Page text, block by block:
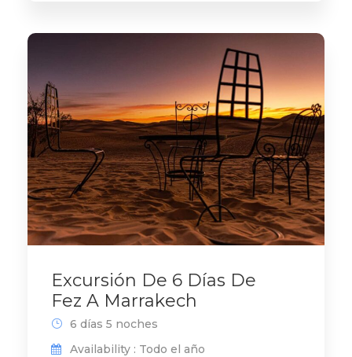
Excursión De 6 Días De
Fez A Marrakech
6 días 5 noches
Availability : Todo el año